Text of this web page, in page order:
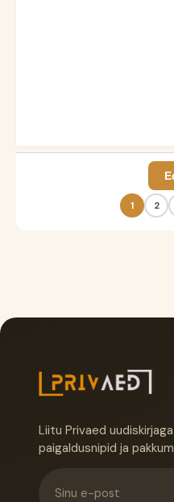
1 2
Liitu Privaed
paigaldusnipid ja